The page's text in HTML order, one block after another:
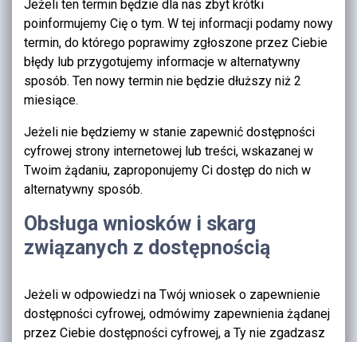
Jeżeli ten termin będzie dla nas zbyt krótki
poinformujemy Cię o tym. W tej informacji podamy nowy
termin, do którego poprawimy zgłoszone przez Ciebie
błędy lub przygotujemy informacje w alternatywny
sposób. Ten nowy termin nie będzie dłuższy niż 2
miesiące.
Jeżeli nie będziemy w stanie zapewnić dostępności
cyfrowej strony internetowej lub treści, wskazanej w
Twoim żądaniu, zaproponujemy Ci dostęp do nich w
alternatywny sposób.
Obsługa wniosków i skarg
związanych z dostępnością
Jeżeli w odpowiedzi na Twój wniosek o zapewnienie
dostępności cyfrowej, odmówimy zapewnienia żądanej
przez Ciebie dostępności cyfrowej, a Ty nie zgadzasz